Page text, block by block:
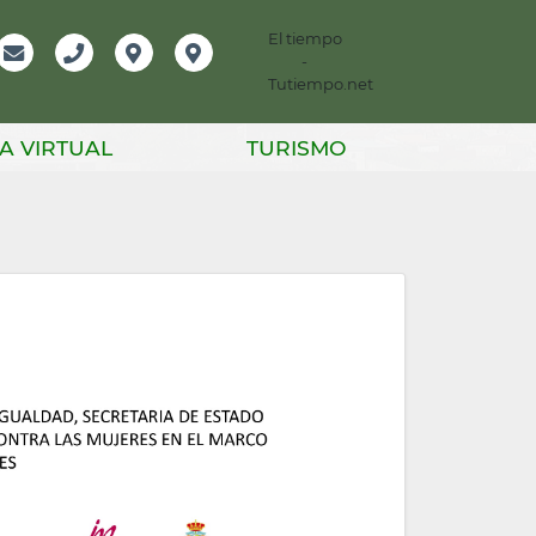
El tiempo
-
Tutiempo.net
VIRTUAL TURISMO